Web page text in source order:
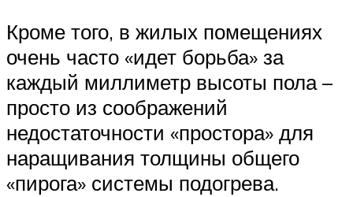
Кроме того, в жилых помещениях
очень часто «идет борьба» за
каждый миллиметр высоты пола –
просто из соображений
недостаточности «простора» для
наращивания толщины общего
«пирога» системы подогрева.